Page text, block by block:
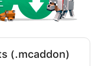
(.mcaddon)